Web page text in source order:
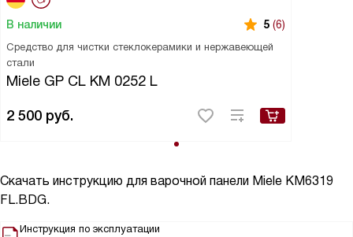
В наличии 5 (6)
Средство для чистки стеклокерамики и нержавеющей
стали
Miele GP CL KM 0252 L
2 500 руб.
Скачать инструкцию для варочной панели Miele KM6319
FL.BDG.
Инструкция по эксплуатации